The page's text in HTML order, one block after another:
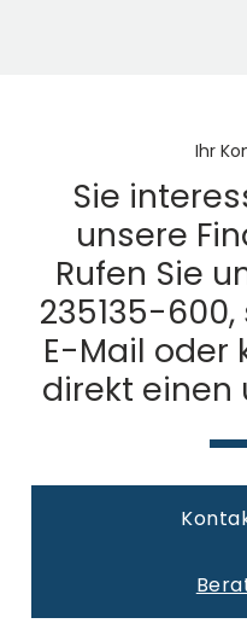
Ihr
Sie
unsere
Rufen Sie
235135-
E-Mail oder
direkt einen